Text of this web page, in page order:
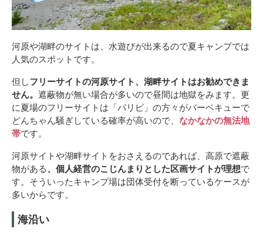
河原や湖畔のサイトは、水遊びが出来るので夏キャンプでは
人気のスポットです。
但しフリーサイトの河原サイト、湖畔サイトはお勧めできま
せん。 遮蔽物が無い場合が多いので昼間は地獄をみます。更
に夏場のフリーサイトは「パリピ」の方々がバーベキューで
どんちゃん騒ぎしている確率が高いので、 なかなかの無法地
帯です。
河原サイトや湖畔サイトをおさえるのであれば、高原で遮蔽
物がある、個人経営のこじんまりとした区画サイトが理想で
す。そういったキャンプ場は団体受付を断っているケースが
多いからです。
海沿い